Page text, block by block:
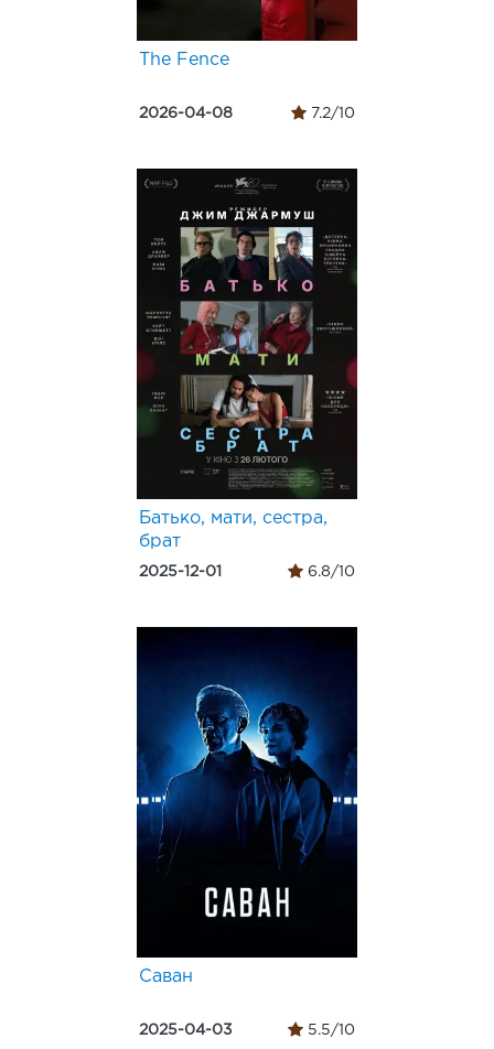
The Fence
2026-04-08 7.2/10
Батько, мати, сестра,
брат
2025-12-01 6.8/10
Саван
2025-04-03 5.5/10